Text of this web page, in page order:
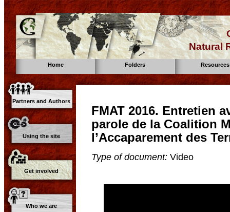
Natural
Home Folders Resources
Partners and Authors
Using the site
Get involved
Who we are
FMAT 2016. Entretien
parole de la Coalition
l’Accaparement des
Type of document: Video